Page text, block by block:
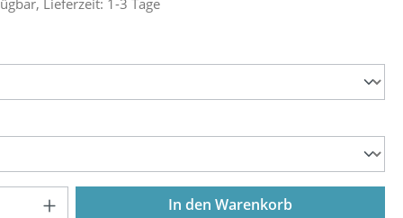
Gib den gewünschten Wert
In den Warenkorb